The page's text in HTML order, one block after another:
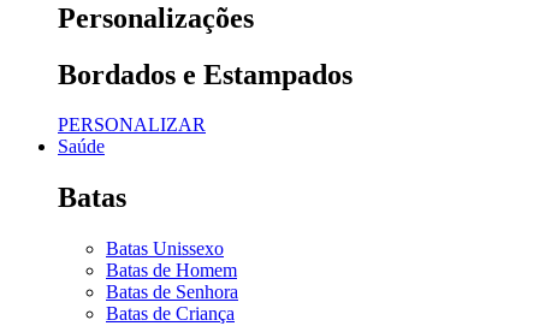
Personalizações
Bordados e Estampados
PERSONALIZAR
Saúde
Batas
Batas Unissexo
Batas de Homem
Batas de Senhora
Batas de Criança